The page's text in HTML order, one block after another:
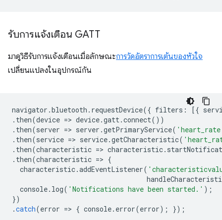
รับการแจ้งเตือน GATT
มาดูวิธีรับการแจ้งเตือนเมื่อลักษณะการวัดอัตราการเต้นของหัวใจ
เปลี่ยนแปลงในอุปกรณ์กัน
navigator .bluetooth . requestDevice({ filters : [{
. then(device => device.gatt.connect())
. then(server => server .getPrimaryService(
. then(service => service.getCharacteristic(
. then(characteristic => characteristic.
. then(characteristic => {
characteristic.addEventListener(
console. log( 'Notifications have been started.' );
})
.catch(error => { console. error(error); });